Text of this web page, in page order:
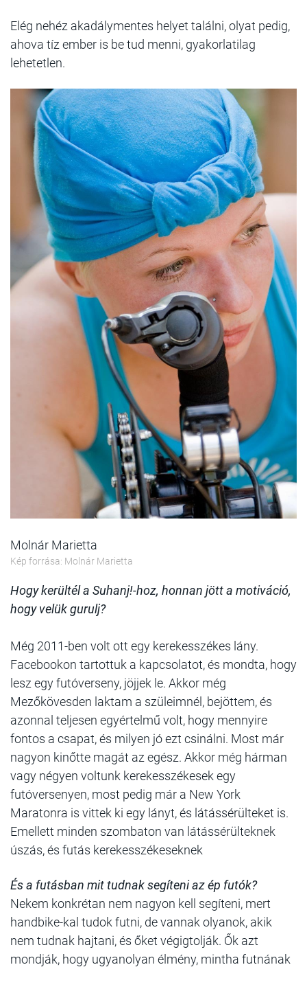
Elég nehéz akadálymentes helyet találni, olyat pedig,
ahova tíz ember is be tud menni, gyakorlatilag
lehetetlen.
Molnár Marietta
Kép forrása: Molnár Marietta
Hogy kerültél a Suhanj!-hoz, honnan jött a motiváció,
hogy velük gurulj?
Még 2011-ben volt ott egy kerekesszékes lány.
Facebookon tartottuk a kapcsolatot, és mondta, hogy
lesz egy futóverseny, jöjjek le. Akkor még
Mezőkövesden laktam a szüleimnél, bejöttem, és
azonnal teljesen egyértelmű volt, hogy mennyire
fontos a csapat, és milyen jó ezt csinálni. Most már
nagyon kinőtte magát az egész. Akkor még hárman
vagy négyen voltunk kerekesszékesek egy
futóversenyen, most pedig már a New York
Maratonra is vittek ki egy lányt, és látássérülteket is.
Emellett minden szombaton van látássérülteknek
úszás, és futás kerekesszékeseknek
És a futásban mit tudnak segíteni az ép futók?
Nekem konkrétan nem nagyon kell segíteni, mert
handbike-kal tudok futni, de vannak olyanok, akik
nem tudnak hajtani, és őket végigtolják. Ők azt
mondják, hogy ugyanolyan élmény, mintha futnának